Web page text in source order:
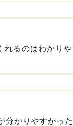
るのはわかりや
かりやすかった